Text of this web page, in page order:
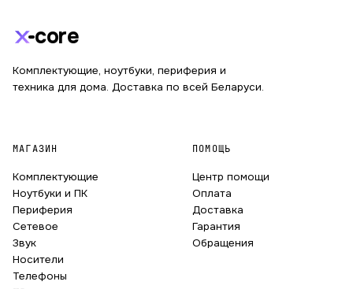
core
Комплектующие, ноутбуки, периферия и
техника для дома. Доставка по всей Беларуси.
МАГАЗИН
Комплектующие
Ноутбуки и ПК
Периферия
Сетевое
Звук
Носители
Телефоны
ПОМОЩЬ
Центр помощи
Оплата
Доставка
Гарантия
Обращения